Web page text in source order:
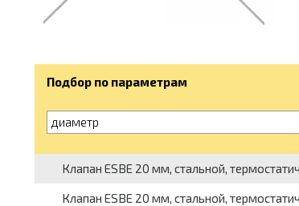
Подбор по параметрам
диаметр
Клапан ESBE 20 мм, стальной,
Клапан ESBE 20 мм, стальной,